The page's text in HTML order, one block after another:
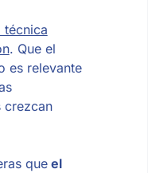
técnica
. Que el
es relevante
crezcan
queel